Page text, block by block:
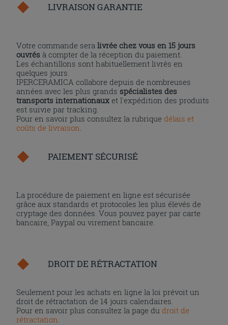
LIVRAISON GARANTIE
Votre commande seralivrée chez vous en 15 jours
ouvrés à compter de la réception du paiement.
Les échantillons sont habituellement livrés en
quelques jours.
IPERCERAMICA collabore depuis de nombreuses
années avec les plus grands spécialistes des
transports internationaux et l'expédition des produits
est suivie par tracking.
Pour en savoir plus consultez la rubriquedélais et
coûts de livraison
PAIEMENT SÉCURISÉ
La procédure de paiement en ligne est sécurisée
grâce aux standards et protocoles les plus élevés de
cryptage des données. Vous pouvez payer par carte
bancaire, Paypal ou virement bancaire.
DROIT DE RÉTRACTATION
Seulement pour les achats en ligne la loi prévoit un
droit de rétractation de 14 jours calendaires.
Pour en savoir plus consultez la page dudroit de
rétractation